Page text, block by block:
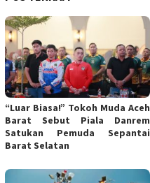
“Luar Biasa!” Tokoh Muda Aceh
Barat Sebut Piala Danrem
Satukan Pemuda Sepantai
Barat Selatan